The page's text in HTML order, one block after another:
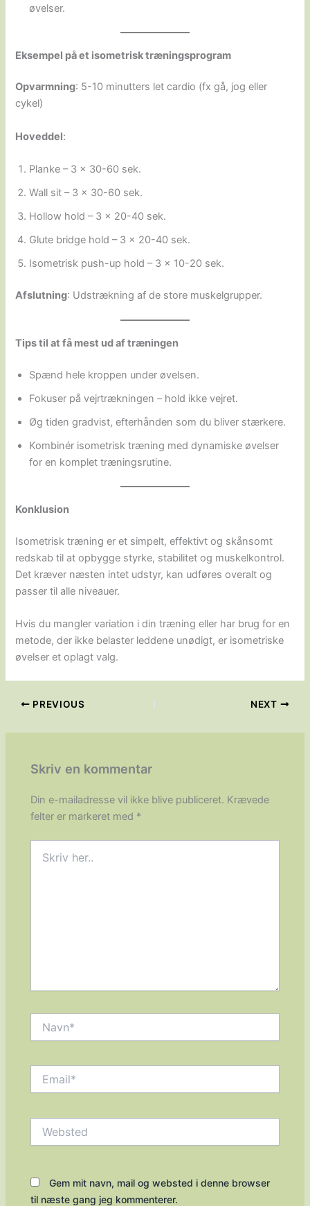
øvelser.
Eksempel på et isometrisk træningsprogram
Opvarmning: 5-10 minutters let cardio (fx gå, jog eller
cykel)
Hoveddel:
Planke – 3 x 30-60 sek.
Wall sit – 3 x 30-60 sek.
Hollow hold – 3 x 20-40 sek.
Glute bridge hold – 3 x 20-40 sek.
Isometrisk push-up hold – 3 x 10-20 sek.
Afslutning: Udstrækning af de store muskelgrupper.
Tips til at få mest ud af træningen
Spænd hele kroppen under øvelsen.
Fokuser på vejrtrækningen – hold ikke vejret.
Øg tiden gradvist, efterhånden som du bliver stærkere.
Kombinér isometrisk træning med dynamiske øvelser
for en komplet træningsrutine.
Konklusion
Isometrisk træning er et simpelt, effektivt og skånsomt
redskab til at opbygge styrke, stabilitet og muskelkontrol.
Det kræver næsten intet udstyr, kan udføres overalt og
passer til alle niveauer.
Hvis du mangler variation i din træning eller har brug for en
metode, der ikke belaster leddene unødigt, er isometriske
øvelser et oplagt valg.
PREVIOUS NEXT
Skriv en kommentar
Din e-mailadresse vil ikke blive publiceret. Krævede
felter er markeret med *
her..
Gem mit navn, mail og websted i denne browser
til næste gang jeg kommenterer.